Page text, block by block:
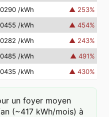
/kWh ▲ 253%
/kWh ▲ 454%
/kWh ▲ 243%
/kWh ▲ 491%
/kWh ▲ 430%
un foyer moyen
(~417 kWh/mois) à